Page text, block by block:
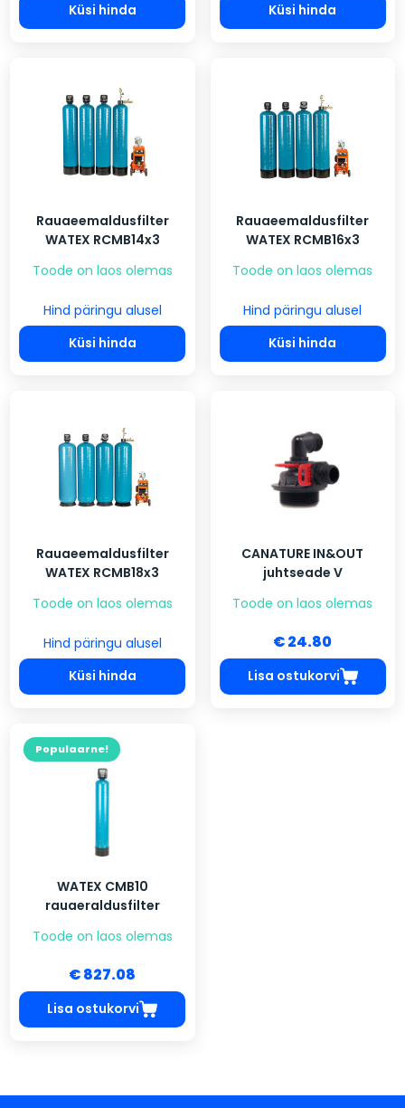
Küsi hinda
Küsi hinda
Rauaeemaldusfilter
WATEX RCMB14x3
Toode on laos olemas
Hind päringu alusel
Küsi hinda
Rauaeemaldusfilter
WATEX RCMB16x3
Toode on laos olemas
Hind päringu alusel
Küsi hinda
Rauaeemaldusfilter
WATEX RCMB18x3
Toode on laos olemas
Hind päringu alusel
Küsi hinda
CANATURE IN&OUT
juhtseade V
Toode on laos olemas
€ 24.80
Lisa ostukorvi
Populaarne!
WATEX CMB10
rauaeraldusfilter
Toode on laos olemas
€ 827.08
Lisa ostukorvi